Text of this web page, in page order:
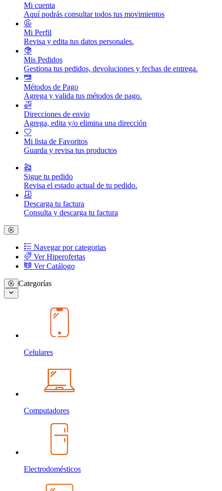
Mi cuenta
Aquí podrás consultar todos tus movimientos
Mi Perfil
Revisa y edita tus datos personales.
Mis Pedidos
Gestiona tus pedidos, devoluciones y fechas de entrega.
Métodos de Pago
Agrega y valida tus métodos de pago.
Direcciones de envio
Agrega, edita y/o elimina una dirección
Mi lista de Favoritos
Guarda y revisa tus productos
Sigue tu pedido
Revisa el estado actual de tu pedido.
Descarga tu factura
Consulta y descarga tu factura
Navegar por categorias
Ver Hiperofertas
Ver Catálogo
Categorías
Celulares
Computadores
Electrodomésticos